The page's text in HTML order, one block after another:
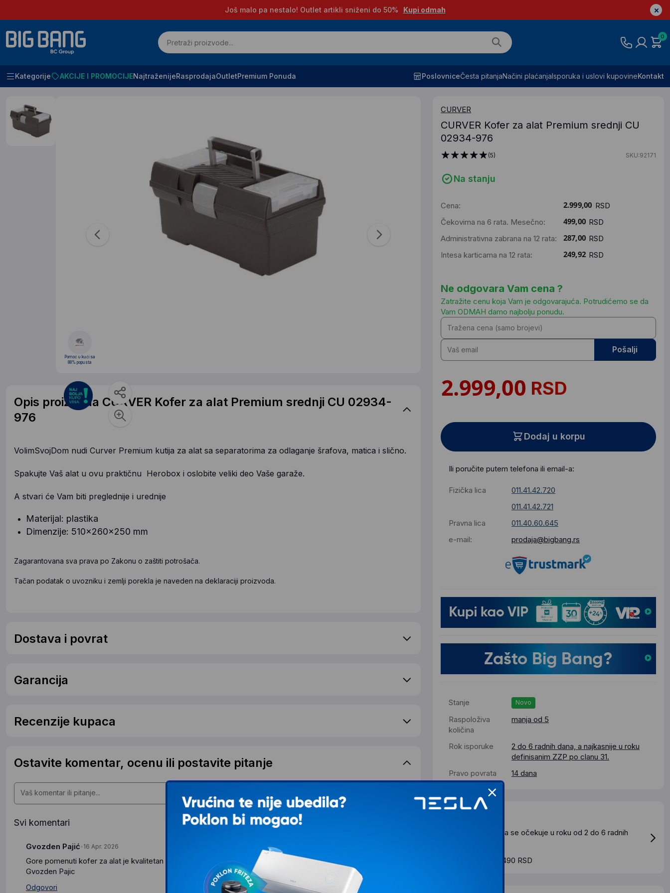
Još malo pa nestalo! Outlet artikli sniženi do 50% Kupi odmah
0
Kategorije AKCIJE I PROMOCIJENajtraženijeRasprodajaOutletPremium Ponuda PoslovniceČesta pitanjaNačini plaćanjaIsporuka i uslovi kupovineKontakt
Početna ALATI I PRIBOR Kutije, torbe i pojasevi za alat
CURVER
CURVER Kofer za alat Premium srednji CU
02934-976
(5) SKU:92171
Na stanju
Cena:
RSD
Čekovima na 6 rata. Mesečno:
RSD
Administrativna zabrana na 12 rata:
RSD
Intesa karticama na 12 rata:
RSD
Ne odgovara Vam cena ?
Zatražite cenu koja Vam je odgovarajuća. Potrudićemo se da
Vam ODMAH damo najbolju ponudu.
Pošalji
RSD
Dodaj u korpu
Ili poručite putem telefona ili email-a:
Fizička lica
011.41.42.720
011.41.42.721
Pravna lica
011.40.60.645
e-mail:
prodaja@bigbang.rs
Stanje Novo
Raspoloživa
količina
manja od 5
Rok isporuke
2 do 6 radnih dana, a najkasnije u roku
definisanim ZZP po clanu 31.
Pravo povrata
14 dana
Standardna dostava se očekuje u roku od 2 do 6 radnih
Troskovi dostave 490 RSD
Pomoć u kući sa
88% popusta
Opis proizvoda CURVER Kofer za alat Premium srednji CU 02934-
976
VolimSvojDom nudi Curver Premium kutija za alat sa separatorima za odlaganje šrafova, matica i slično.
Spakujte Vaš alat u ovu praktičnu Herobox i oslobite veliki deo Vaše garaže.
A stvari će Vam biti preglednije i urednije
Materijal: plastika
Dimenzije: 510x260x250 mm
Zagarantovana sva prava po Zakonu o zaštiti potrošača.
Tačan podatak o uvozniku i zemlji porekla je naveden na deklaraciji proizvoda.
Dostava i povrat
Garancija
Recenzije kupaca
Ostavite komentar, ocenu ili postavite pitanje
Svi komentari
Gvozden Pajić 16 Apr. 2026
Gore pomenuti kofer za alat je kvalitetan proizvod, vec ga imam 9-10 godina. Ovaj novi je za poklon. Ocena 5.
Gvozden Pajic
Odgovori